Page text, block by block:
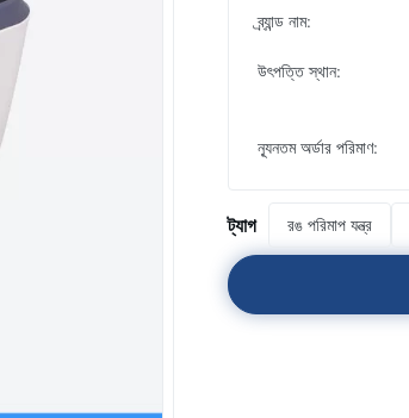
ব্র্যান্ড নাম:
উৎপত্তি স্থান:
ন্যূনতম অর্ডার পরিমাণ:
ট্যাগ রঙ পরিমাপ যন্ত্র